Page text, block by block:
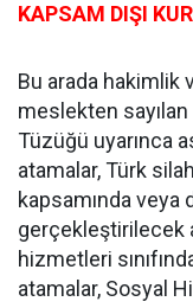
KAPSAM DIŞI
Bu arada hakimlik
meslekten sayılan
Tüzüğü uyarınca
atamalar, Türk
kapsamında
gerçekleştirilecek
hizmetleri
atamalar, Sosyal